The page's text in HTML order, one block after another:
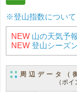
※登山指数について
NEW 山の天気予
NEW 登山シーズ
周辺データ（
（ポ